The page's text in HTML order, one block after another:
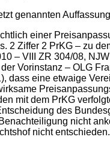
genannten
einer
2 Ziffer 2 PrKG – zu
– VIII ZR 304/08,
Vorinstanz – OLG
dass eine etwaige
mit dem PrKG
des
nicht
nicht entschieden.